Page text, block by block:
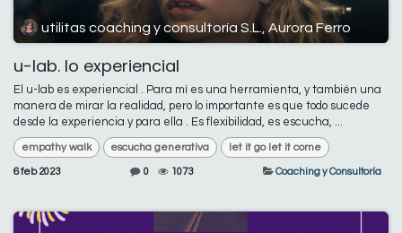
utilitas coaching y consultoría S.L., Aurora Ferro
u-lab. lo experiencial
El u-lab es experiencial . Para mí es una herramienta, y también una
manera de mirar la realidad, pero lo importante es que todo sucede
desde la experiencia y para ella . Es flexibilidad, es escucha, ...
empathy walk escucha generativa let it go let it come
6 feb 2023 0 1073 Coaching y Consultoría